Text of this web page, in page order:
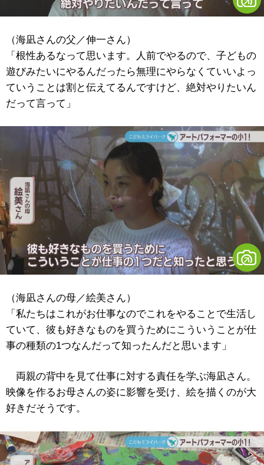
（海凪さんの父／伸一さん）
「根性あるなって思います。人前でやるので、子どもの
遊びみたいにやるんだったら無理にやらなくていいよっ
ていうことは割と伝えてるんですけど、絶対やりたいん
だって言って」
（海凪さんの母／絵美さん）
「私たちはこれがお仕事なのでこれをやることで生活し
ていて、彼も好きなものを買うためにこういうことが仕
事の種類の1つなんだって知ったんだと思います」
両親の背中を見て仕事に対する責任を学ぶ海凪さん。
映像を作るお母さんの姿に影響を受け、絵を描くのが大
好きだそうです。